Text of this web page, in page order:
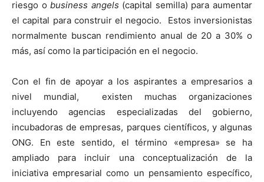
riesgo obusiness angels (capital semilla) para aumentar
el capital para construir el negocio. Estos inversionistas
normalmente buscan rendimiento anual de 20 a 30% o
más, así como la participación en el negocio.
Con el fin de apoyar a los aspirantes a empresarios a
nivel mundial, existen muchas organizaciones
incluyendo agencias especializadas del gobierno,
incubadoras de empresas, parques científicos, y algunas
ONG. En este sentido, el término «empresa» se ha
ampliado para incluir una conceptualización de la
iniciativa empresarial como un pensamiento específico,